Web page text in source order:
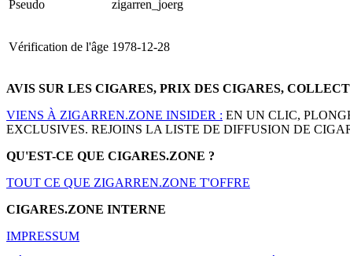
Pseudo zigarren_joerg
Vérification de l'âge 1978-12-28
AVIS SUR LES CIGARES, PRIX DES CIGARES,
VIENS À ZIGARREN.ZONE INSIDER : EN UN CLIC,
EXCLUSIVES. REJOINS LA LISTE DE DIFFUSION DE
QU'EST-CE QUE CIGARES.ZONE ?
TOUT CE QUE ZIGARREN.ZONE T'OFFRE
CIGARES.ZONE INTERNE
IMPRESSUM